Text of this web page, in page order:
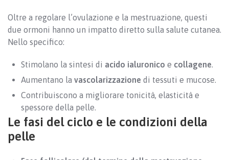
Oltre a regolare l’ovulazione e la mestruazione, questi
due ormoni hanno un impatto diretto sulla salute cutanea.
Nello specifico:
Stimolano la sintesi di acido ialuronico e collagene.
Aumentano la vascolarizzazione di tessuti e mucose.
Contribuiscono a migliorare tonicità, elasticità e
spessore della pelle.
Le fasi del ciclo e le condizioni della
pelle